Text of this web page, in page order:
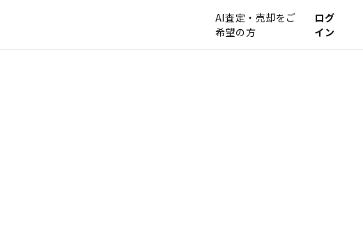
AI査定・売却をご
希望の方
ログ
イン